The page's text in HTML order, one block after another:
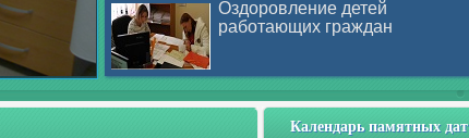
Оздоровление детей
работающих граждан
Календарь памятных дат